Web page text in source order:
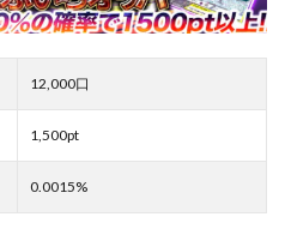
12,000口
1,500pt
0.0015%